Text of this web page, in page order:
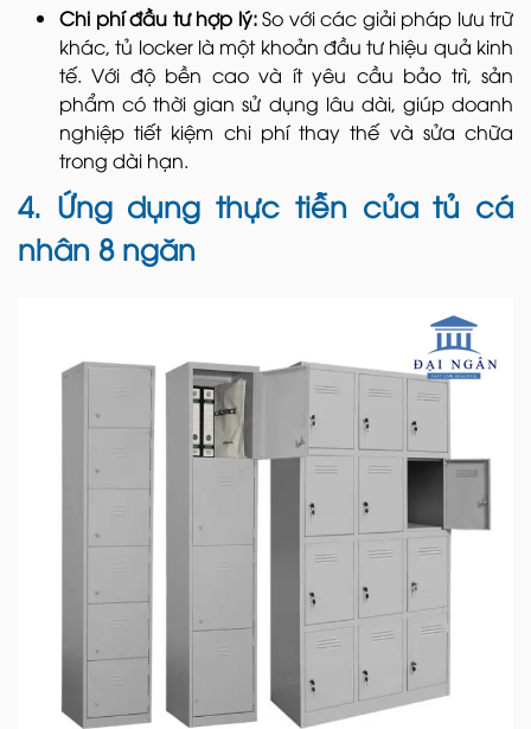
Chi phí đầu tư hợp lý:So với các giải pháp lưu trữ
khác, tủ locker là một khoản đầu tư hiệu quả kinh
tế. Với độ bền cao và ít yêu cầu bảo trì, sản
phẩm có thời gian sử dụng lâu dài, giúp doanh
nghiệp tiết kiệm chi phí thay thế và sửa chữa
trong dài hạn.
4. Ứng dụng thực tiễn của tủ cá
nhân 8 ngăn